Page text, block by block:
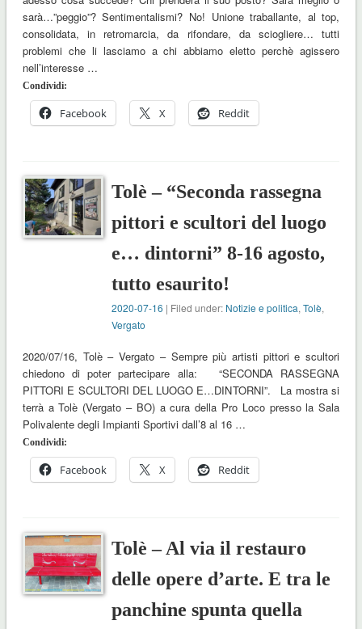
sarà…”peggio”? Sentimentalismi? No! Unione traballante, al top,
consolidata, in retromarcia, da rifondare, da sciogliere… tutti
problemi che li lasciamo a chi abbiamo eletto perchè agissero
nell’interesse …
Condividi:
Facebook X Reddit
Tolè – “Seconda rassegna
pittori e scultori del luogo
e… dintorni” 8-16 agosto,
tutto esaurito!
2020-07-16 | Filed under: Notizie e politica,Tolè,
Vergato
2020/07/16, Tolè – Vergato – Sempre più artisti pittori e scultori
chiedono di poter partecipare alla: “SECONDA RASSEGNA
PITTORI E SCULTORI DEL LUOGO E…DINTORNI”. La mostra si
terrà a Tolè (Vergato – BO) a cura della Pro Loco presso la Sala
Polivalente degli Impianti Sportivi dall’8 al 16 …
Condividi:
Facebook X Reddit
Tolè – Al via il restauro
delle opere d’arte. E tra le
panchine spunta quella